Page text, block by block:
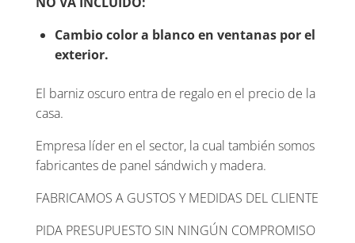
Cambio color a blanco en ventanas por el
exterior.
El barniz oscuro entra de regalo en el precio de la
casa.
Empresa líder en el sector, la cual también somos
fabricantes de panel sándwich y madera.
FABRICAMOS A GUSTOS Y MEDIDAS DEL CLIENTE
PIDA PRESUPUESTO SIN NINGÚN COMPROMISO